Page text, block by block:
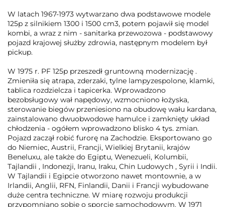
W latach 1967-1973 wytwarzano dwa podstawowe modele
125p z silnikiem 1300 i 1500 cm3, potem pojawił się model
kombi, a wraz z nim - sanitarka przewozowa - podstawowy
pojazd krajowej służby zdrowia, następnym modelem był
pickup.
W 1975 r. PF 125p przeszedł gruntowną modernizację .
Zmieniła się atrapa, zderzaki, tylne lampyzespolone, klamki,
tablica rozdzielcza i tapicerka. Wprowadzono
bezobsługowy wał napędowy, wzmocniono łożyska,
sterowanie biegów przeniesiono na obudowę wału kardana,
zainstalowano dwuobwodowe hamulce i zamknięty układ
chłodzenia - ogółem wprowadzono blisko 4 tys. zmian.
Pojazd zaczął robić furorę na Zachodzie. Eksportowano go
do Niemiec, Austrii, Francji, Wielkiej Brytanii, krajów
Beneluxu, ale także do Egiptu, Wenezueli, Kolumbii,
Tajlandii , Indonezji, Iranu, Iraku, Chin Ludowych , Syrii i Indii.
W Tajlandii i Egipcie otworzono nawet montownie, a w
Irlandii, Anglii, RFN, Finlandii, Danii i Francji wybudowane
duże centra techniczne. W miarę rozwoju produkcji
przypomniano sobie o sporcie samochodowym. W 1971